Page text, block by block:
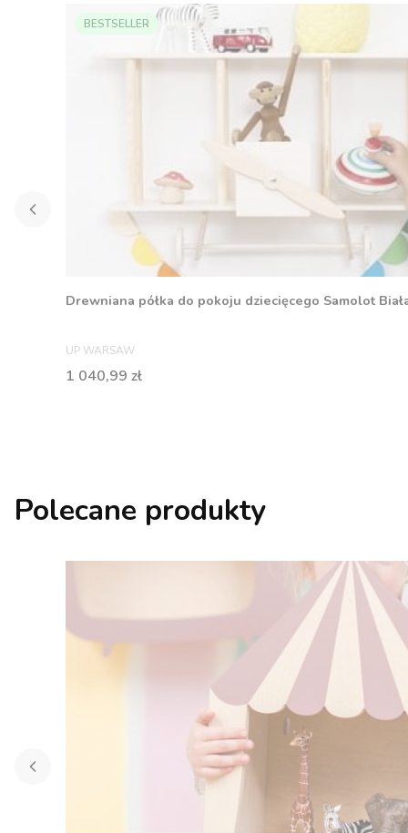
BESTSELLER
Drewniana półka do pokoju dziecięcego Samolot
PRODUCENT
UP WARSAW
Cena
1 040,99 zł
Polecane produkty